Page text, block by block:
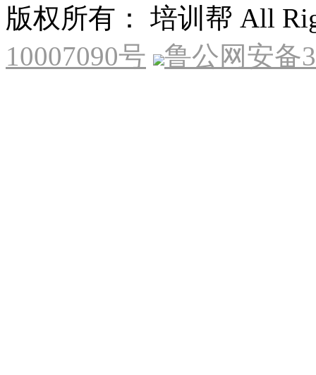
版权所有： 培训帮 All
10007090号
鲁公网安备